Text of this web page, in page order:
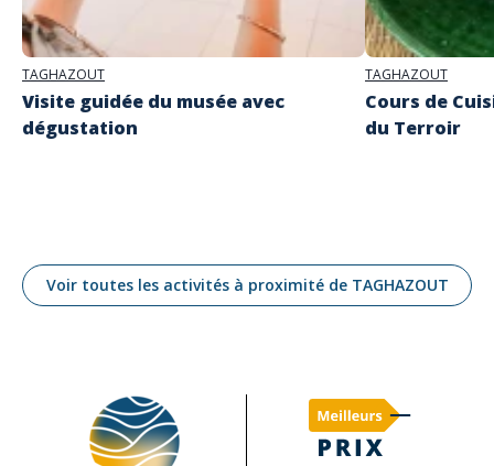
TAGHAZOUT
Visite guidée du musée avec
dégustation
TAGHAZOUT
Cours de
du Terroir
Voir toutes les activités à proximité de TAGHAZOUT